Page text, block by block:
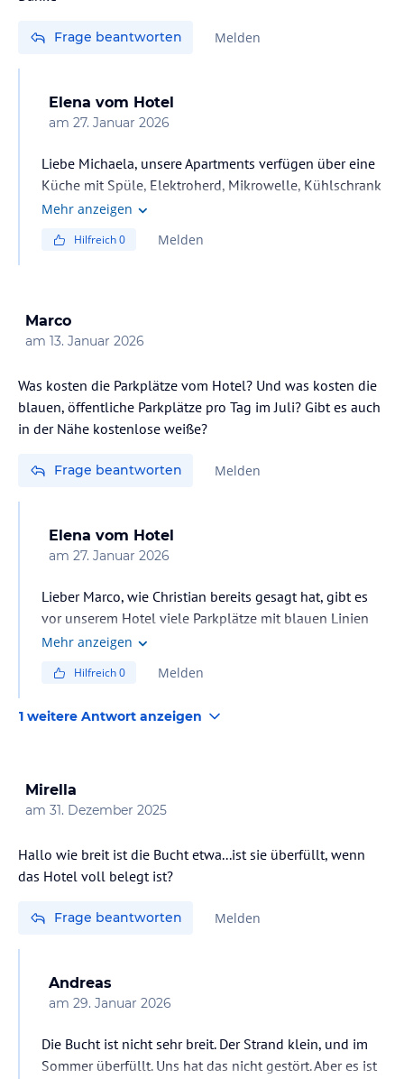
Frage beantworten Melden
Elena vom Hotel
am 27. Januar 2026
Liebe Michaela, unsere Apartments verfügen über eine
Küche mit Spüle, Elektroherd, Mikrowelle, Kühlschrank
und Wasserkocher. Sie können Ihre Mahlzeiten in aller
für diese Option entscheiden. Der nächste Supermarkt
Lebensmittelgeschäften 3 km entfernt liegt.
Mehr anzeigen
Hilfreich0 Melden
Marco
am 13. Januar 2026
Was kosten die Parkplätze vom Hotel? Und was kosten die
blauen, öffentliche Parkplätze pro Tag im Juli? Gibt es auch
in der Nähe kostenlose weiße?
Frage beantworten Melden
Elena vom Hotel
am 27. Januar 2026
Lieber Marco, wie Christian bereits gesagt hat, gibt es
vor unserem Hotel viele Parkplätze mit blauen Linien
(von Mitte Juni bis Mitte September rund um die Uhr
Unser privater überdachter Parkplatz kostet von Mitte
reserviert werden.
Mehr anzeigen
Hilfreich0 Melden
1 weitere Antwort anzeigen
Mirella
am 31. Dezember 2025
Hallo wie breit ist die Bucht etwa...ist sie überfüllt, wenn
das Hotel voll belegt ist?
Frage beantworten Melden
Andreas
am 29. Januar 2026
Die Bucht ist nicht sehr breit. Der Strand klein, und im
Sommer überfüllt. Uns hat das nicht gestört. Aber es ist